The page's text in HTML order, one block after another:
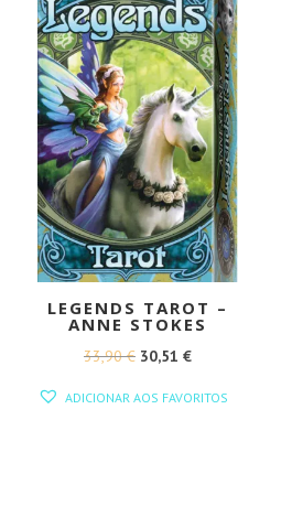
LEGENDS TAROT –
ANNE STOKES
33,90€ O
30,51 €O
ADICIONAR AOS FAVORITOS